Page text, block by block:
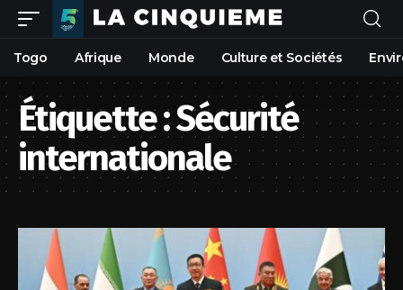
Togo Afrique Monde Culture et Sociétés
Étiquette :Sécurité
internationale